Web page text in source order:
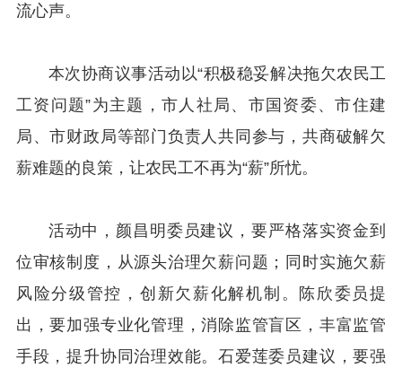
流心声。
本次协商议事活动以“积极稳妥解决拖欠农民工
工资问题”为主题，市人社局、市国资委、市住建
局、市财政局等部门负责人共同参与，共商破解欠
薪难题的良策，让农民工不再为“薪”所忧。
活动中，颜昌明委员建议，要严格落实资金到
位审核制度，从源头治理欠薪问题；同时实施欠薪
风险分级管控，创新欠薪化解机制。陈欣委员提
出，要加强专业化管理，消除监管盲区，丰富监管
手段，提升协同治理效能。石爱莲委员建议，要强